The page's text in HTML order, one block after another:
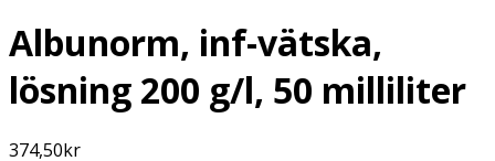
Albunorm, inf-vätska,
lösning 200 g/l, 50 milliliter
374,50kr